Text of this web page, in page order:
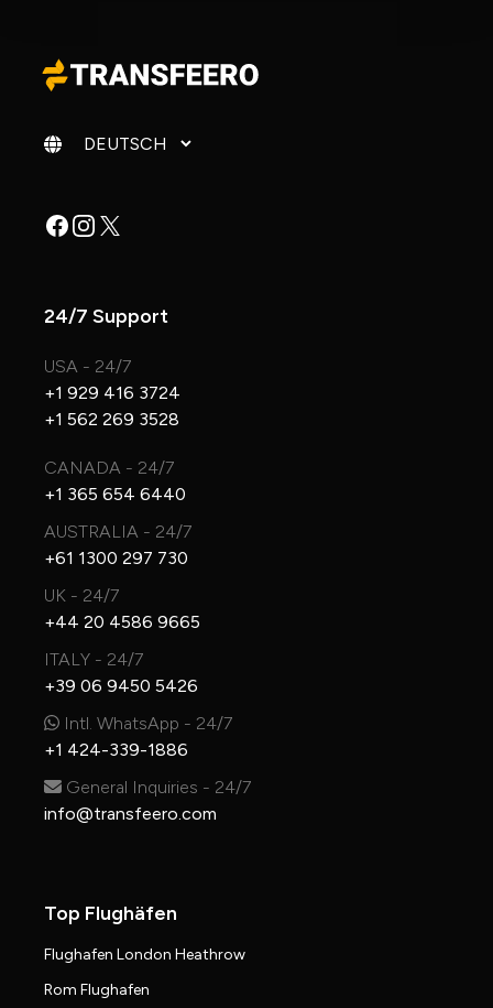
Sprache ändern
Facebook
Instagram
X
24/7 Support
USA - 24/7
+1 929 416 3724
+1 562 269 3528
CANADA - 24/7
+1 365 654 6440
AUSTRALIA - 24/7
+61 1300 297 730
UK - 24/7
+44 20 4586 9665
ITALY - 24/7
+39 06 9450 5426
Intl. WhatsApp - 24/7
+1 424-339-1886
General Inquiries - 24/7
info@transfeero.com
Top Flughäfen
Flughafen London Heathrow
Rom Flughafen